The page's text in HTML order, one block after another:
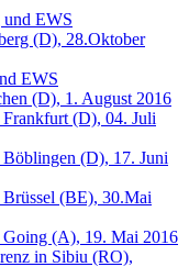
EWS
(D), 28.Oktober
EWS
(D), 1. August 2016
Frankfurt (D), 04. Juli
(D), 17. Juni
(BE), 30.Mai
Going (A), 19. Mai 2016
in Sibiu (RO),